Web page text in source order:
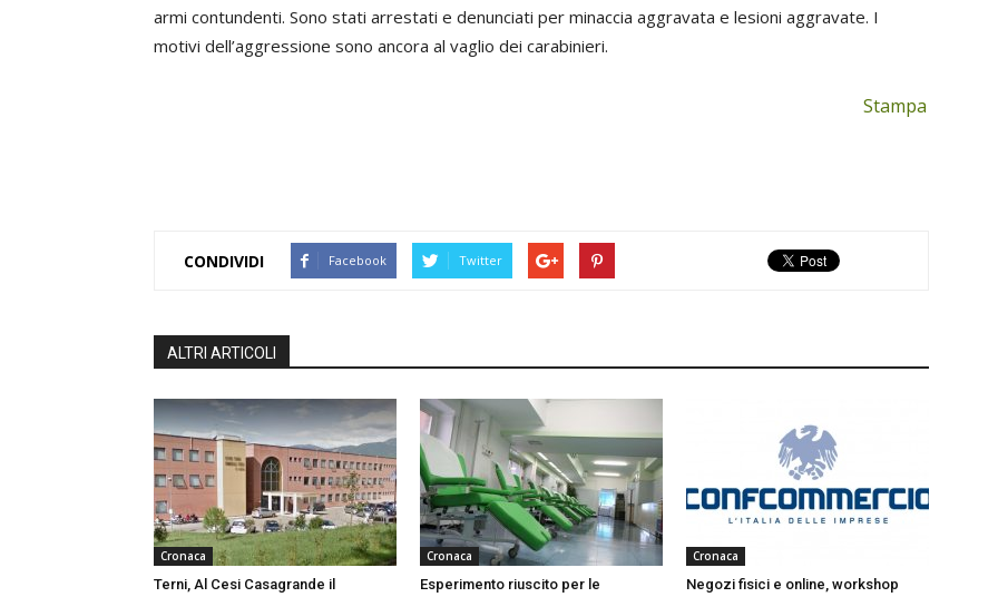
armi contundenti. Sono stati arrestati e denunciati per minaccia aggravata e lesioni aggravate. I
motivi dell’aggressione sono ancora al vaglio dei carabinieri.
Stampa
CONDIVIDI Facebook Twitter
ALTRI ARTICOLI
Cronaca
Terni, Al Cesi Casagrande il
Cronaca
Esperimento riuscito per le
Cronaca
Negozi fisici e online, workshop